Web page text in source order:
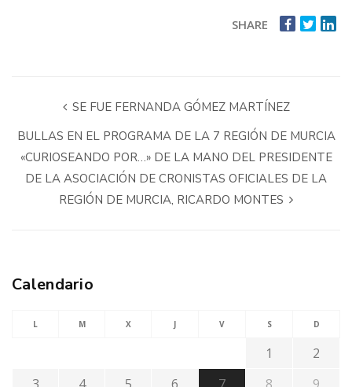
SHARE
SE FUE FERNANDA GÓMEZ MARTÍNEZ
BULLAS EN EL PROGRAMA DE LA 7 REGIÓN DE MURCIA
«CURIOSEANDO POR…» DE LA MANO DEL PRESIDENTE
DE LA ASOCIACIÓN DE CRONISTAS OFICIALES DE LA
REGIÓN DE MURCIA, RICARDO MONTES
Calendario
L M X J V S D
1
2